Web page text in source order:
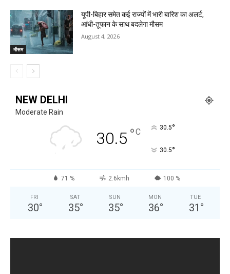
मौसम
यूपी-बिहार समेत कई राज्यों में भारी बारिश का अलर्ट,
आंधी-तूफान के साथ बदलेगा मौसम
August 4, 2026
NEW DELHI
Moderate Rain
30.5 °C 30.5°
30.5°
71 % 2.6kmh 100 %
FRI
30°
SAT
35°
SUN
35°
MON
36°
TUE
31 °